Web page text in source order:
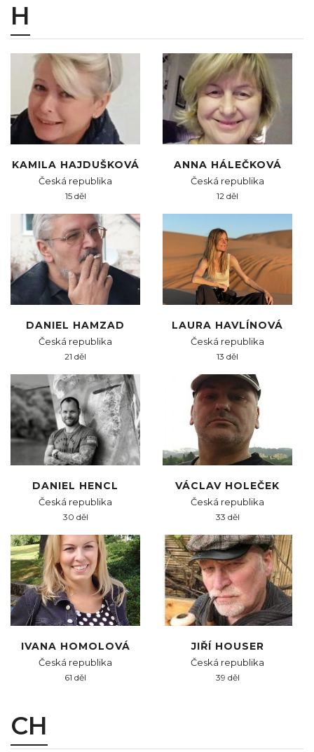
H
KAMILA HAJDUŠKOVÁ
Česká republika
15 děl
ANNA HÁLEČKOVÁ
Česká republika
12 děl
DANIEL HAMZAD
Česká republika
21 děl
LAURA HAVLÍNOVÁ
Česká republika
13 děl
DANIEL HENCL
Česká republika
30 děl
VÁCLAV HOLEČEK
Česká republika
33 děl
IVANA HOMOLOVÁ
Česká republika
61 děl
JIŘÍ HOUSER
Česká republika
39 děl
CH